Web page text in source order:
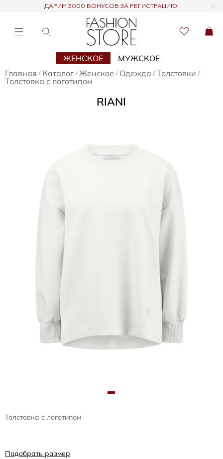
ДАРИМ 3000 БОНУСОВ ЗА РЕГИСТРАЦИЮ!
ЖЕНСКОЕ
МУЖСКОЕ
Главная / Каталог / Женское / Одежда / Толстовки /
Толстовка с логотипом
RIANI
Толстовка с логотипом
Подобрать размер